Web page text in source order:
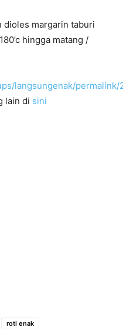
dioles margarin taburi
hingga matang /
langsungenak/
lain di sini
roti enak